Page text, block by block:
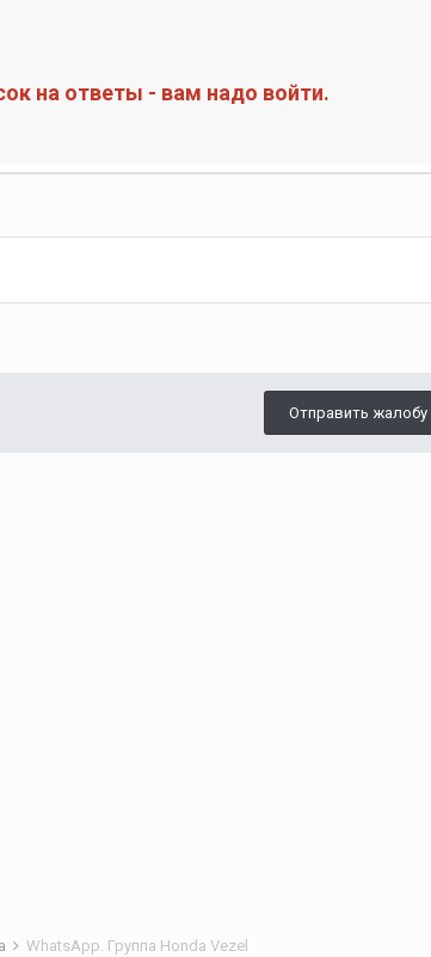
на ответы - вам надо войти.
Отправить жалобу
WhatsApp. Группа Honda Vezel